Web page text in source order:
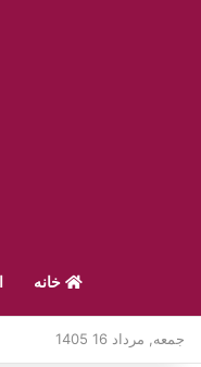
خانه
جمعه, مرداد 16 1405